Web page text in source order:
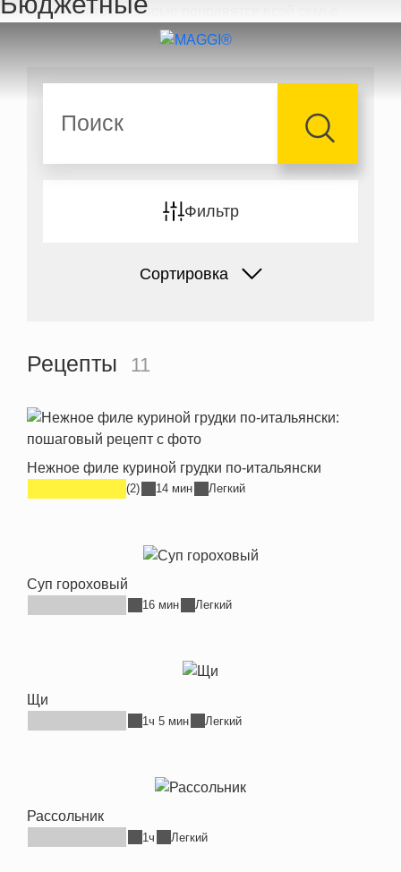
Перейти к основному содержанию
Фильтр
Сортировка
Рецепты 11
Нежное филе куриной грудки по-итальянски
(2) 14 мин Легкий
Суп гороховый
16 мин Легкий
Щи
1ч 5 мин Легкий
Рассольник
1ч Легкий